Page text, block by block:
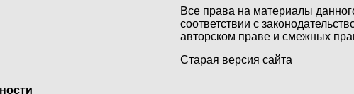
Все права на материалы
соответствии с
авторском праве и смежных
Старая версия сайта